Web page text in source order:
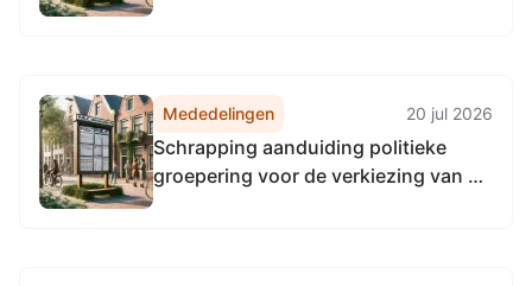
Mededelingen 20 jul 2026
Schrapping aanduiding politieke
groepering voor de verkiezing van de